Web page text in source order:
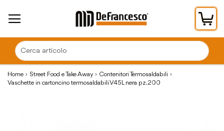
Home Street Food e Take Away
Contenitori Termosaldabili
Vaschette in cartoncino termosaldabili V45L nera pz.200